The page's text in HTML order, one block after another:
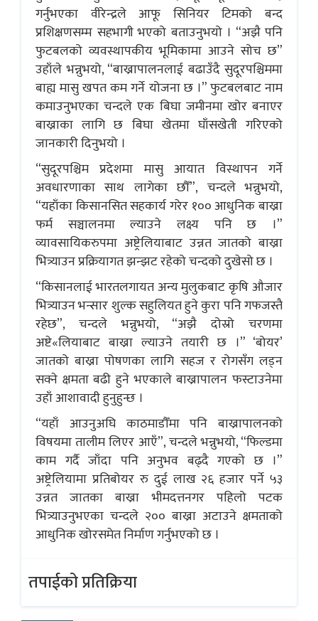
गर्नुभएका वीरेन्द्रले आफू सिनियर टिमको बन्द
प्रशिक्षणसम्म सहभागी भएको बताउनुभयो । “अझै पनि
फुटबलको व्यवस्थापकीय भूमिकामा आउने सोच छ”
उहाँले भन्नुभयो, “बाख्रापालनलाई बढाउँदै सुदूरपश्चिममा
बाह्य मासु खपत कम गर्ने योजना छ ।” फुटबलबाट नाम
कमाउनुभएका चन्दले एक बिघा जमीनमा खोर बनाएर
बाख्राका लागि छ बिघा खेतमा घाँसखेती गरिएको
जानकारी दिनुभयो ।
“सुदूरपश्चिम प्रदेशमा मासु आयात विस्थापन गर्ने
अवधारणाका साथ लागेका छौँ”, चन्दले भन्नुभयो,
“यहाँका किसानसित सहकार्य गरेर १०० आधुनिक बाख्रा
फर्म सञ्चालनमा ल्याउने लक्ष्य पनि छ ।”
व्यावसायिकरुपमा अष्ट्रेलियाबाट उन्नत जातको बाख्रा
भित्र्याउन प्रक्रियागत झन्झट रहेको चन्दको दुखेसो छ ।
“किसानलाई भारतलगायत अन्य मुलुकबाट कृषि औजार
भित्र्याउन भन्सार शुल्क सहुलियत हुने कुरा पनि गफजस्तै
रहेछ”, चन्दले भन्नुभयो, “अझै दोस्रो चरणमा
अष्टे«लियाबाट बाख्रा ल्याउने तयारी छ ।” ‘बोयर’
जातको बाख्रा पोषणका लागि सहज र रोगसँग लड्न
सक्ने क्षमता बढी हुने भएकाले बाख्रापालन फस्टाउनेमा
उहाँ आशावादी हुनुहुन्छ ।
“यहाँ आउनुअघि काठमाडौँमा पनि बाख्रापालनको
विषयमा तालीम लिएर आएँ”, चन्दले भन्नुभयो, “फिल्डमा
काम गर्दै जाँदा पनि अनुभव बढ्दै गएको छ ।”
अष्ट्रेलियामा प्रतिबोयर रु दुई लाख २६ हजार पर्ने ५३
उन्नत जातका बाख्रा भीमदत्तनगर पहिलो पटक
भित्र्याउनुभएका चन्दले २०० बाख्रा अटाउने क्षमताको
आधुनिक खोरसमेत निर्माण गर्नुभएको छ ।
तपाईको प्रतिक्रिया